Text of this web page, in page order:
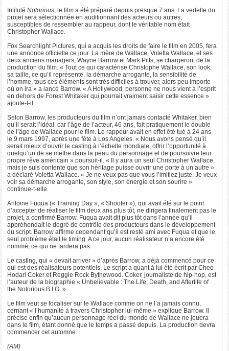
Intitulé Notorious, le film a été préparé depuis presque 7 ans. La vedette du
projet sera sélectionnée en auditionnant des acteurs ou autres,
susceptibles de ressembler au rappeur, dont le véritable nom était
Christopher Wallace.
Fox Searchlight Pictures, qui a acquis les droits de faire le film en 2005, fera
une annonce officielle ce jour. La mère de Wallace, Voletta Wallace, et ses
deux anciens managers, Wayne Barrow et Mark Pitts, se chargeront de la
production du film. « Tout ce qui caractérise Christophe Wallace, son look,
sa taille, ce qu’il représente, la démarche arrogante, la sensibilité de
l’homme, tous ces éléments sont très difficiles à trouver, alors peu importe
où on ira » a lancé Barrow. « A Hollywood, personne ne nous vient à l’esprit
en dehors de Forest Whitaker qui pourrait vraiment saisir cette essence »
ajoute-t-il.
Selon Barrow, les producteurs du film n’ont jamais contacté Whitaker, bien
qu’il serait l’idéal, car l’âge de l’acteur, 46 ans, fait pratiquement le double
de l’âge de Wallace pour le film. Le rappeur avait en effet été tué à 24 ans
le 9 mars 1997, après une fête à Los Angeles. « Nous avons pensé qu’il
serait mieux d’ouvrir le casting à l’échelle mondiale, offrir l’opportunité à
quelqu’un de se mettre dans la peau du personnage et de poursuivre leur
propre rêve américain » poursuit-il. « Il y aura un seul Christopher Wallace,
mais je suis contente que son héritage puisse ouvrir une porte à un autre »
a déclaré Voletta Wallace. « Je ne veux pas que vous l’imitiez juste. Je veux
voir sa démarche arrogante, son style, son énergie et son sourire »
continue-t-elle.
Antoine Fuqua (« Training Day », « Shooter »), qui avait été sur le point
d’accepter de réaliser le film deux ans plus tôt, ne dirigera finalement pas le
projet, a confirmé Barrow. Fuqua avait dit plus tôt dans l’année qu’il
appréhendait le degré de contrôle des producteurs dans le développement
du script. Barrow affirme cependant qu’il est resté ami avec Fuqua et que le
seul problème était le timing. A ce jour, aucun réalisateur n’a encore été
nommé, ce qui ne tardera pas.
Le casting, qui « devait arriver » d’après Barrow, a déjà commencé pour ce
qui est des réalisateurs potentiels. Le script a quant à lui été écrit par Cheo
Hodari Coker et Reggie Rock Bythewood. Coker, journaliste de hip-hop, est
l’auteur de la biographie « Unbelievable : The Life, Death, and Afterlife of
the Notorious B.I.G. ».
Le film veut se focaliser sur le Wallace comme on ne l’a jamais connu,
cernant « l’humanité à travers Christopher lui-même » explique Barrow. Il
précise enfin qu’aucun personnage réel du monde de Wallace ne jouera
dans le film, étant donné que le temps a passé depuis. La production devra
commencer cet automne.
(AM)